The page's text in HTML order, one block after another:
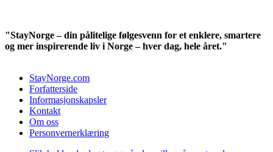
"StayNorge – din pålitelige følgesvenn for et enklere, smartere
og mer inspirerende liv i Norge – hver dag, hele året."
StayNorge.com
Forfatterside
Informasjonskapsler
Kontakt
Om oss
Personvernerklæring